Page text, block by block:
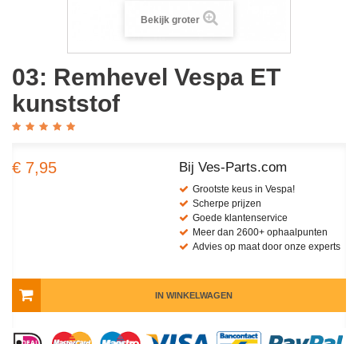
Bekijk groter
03: Remhevel Vespa ET
kunststof
€ 7,95 Bij Ves-Parts.com
Grootste keus in Vespa!
Scherpe prijzen
Goede klantenservice
Meer dan 2600+ ophaalpunten
Advies op maat door onze experts
IN WINKELWAGEN